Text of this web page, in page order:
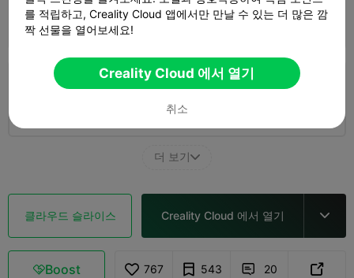
 01h 49m  2 플레이트  37.87g
0.2mm layer, 2 walls, 15% infill
01h 47m
더 보기
클라우드 슬라이스 Creality Cloud 에서 열기 
Boost 767 543  20 
를 적립하고, Creality Cloud 앱에서만 만날 수 있는 더 많은 깜
짝 선물을 열어보세요!
Creality Cloud 에서 열기
취소